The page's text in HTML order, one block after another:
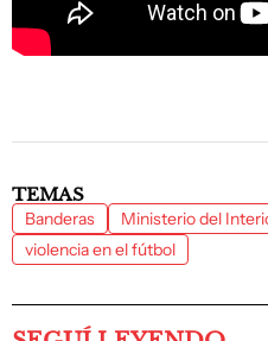
TEMAS
Banderas Ministerio del
violencia en el fútbol